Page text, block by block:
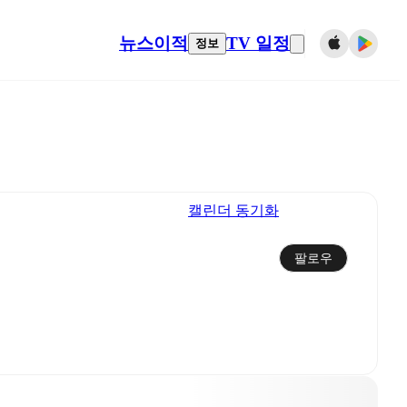
뉴스이적 정보 TV 일정
캘린더 동기화
팔로우